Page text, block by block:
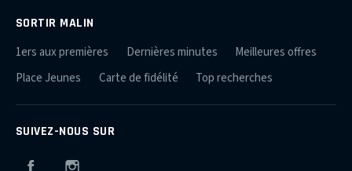
SORTIR MALIN
1ers aux premières Dernières minutes
Meilleures offres
Place Jeunes
Carte de fidélité Top recherches
SUIVEZ-NOUS SUR
Facebook